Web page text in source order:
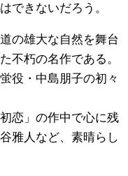
できないだろう。
の雄大な自然を舞台
不朽の名作である。
役・中島朋子の初々
恋」の作中で心に残
雅人など、素晴らし